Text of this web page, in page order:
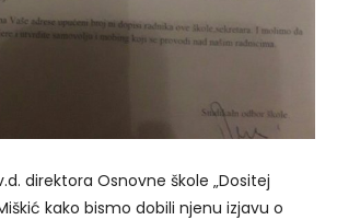
direktora Osnovne škole „Dositej
kako bismo dobili njenu izjavu o